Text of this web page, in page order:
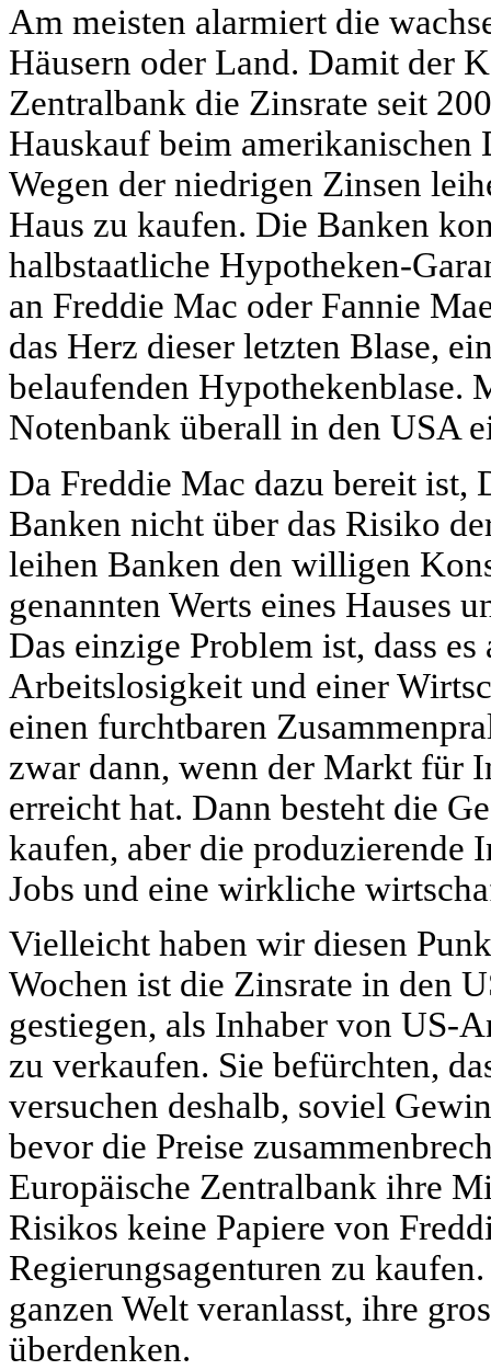
Am meisten alarmiert die
Häusern oder Land. Damit der
Zentralbank die Zinsrate seit
Hauskauf beim amerikanischen
Wegen der niedrigen Zinsen
Haus zu kaufen. Die Banken
halbstaatliche Hypotheken-
an Freddie Mac oder Fannie
das Herz dieser letzten Blase,
belaufenden Hypothekenblase.
Notenbank überall in den USA
Da Freddie Mac dazu bereit ist,
Banken nicht über das Risiko
leihen Banken den willigen
genannten Werts eines Hauses
Das einzige Problem ist, dass
Arbeitslosigkeit und einer
einen furchtbaren
zwar dann, wenn der Markt für
erreicht hat. Dann besteht die
kaufen, aber die produzierende
Jobs und eine wirkliche
Vielleicht haben wir diesen
Wochen ist die Zinsrate in den
gestiegen, als Inhaber von US-
zu verkaufen. Sie befürchten,
versuchen deshalb, soviel
bevor die Preise
Europäische Zentralbank ihre
Risikos keine Papiere von
Regierungsagenturen zu
ganzen Welt veranlasst, ihre
überdenken.